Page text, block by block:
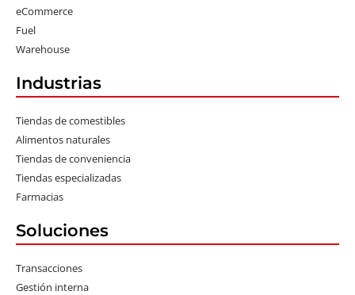
eCommerce
Fuel
Warehouse
Industrias
Tiendas de comestibles
Alimentos naturales
Tiendas de conveniencia
Tiendas especializadas
Farmacias
Soluciones
Transacciones
Gestión interna